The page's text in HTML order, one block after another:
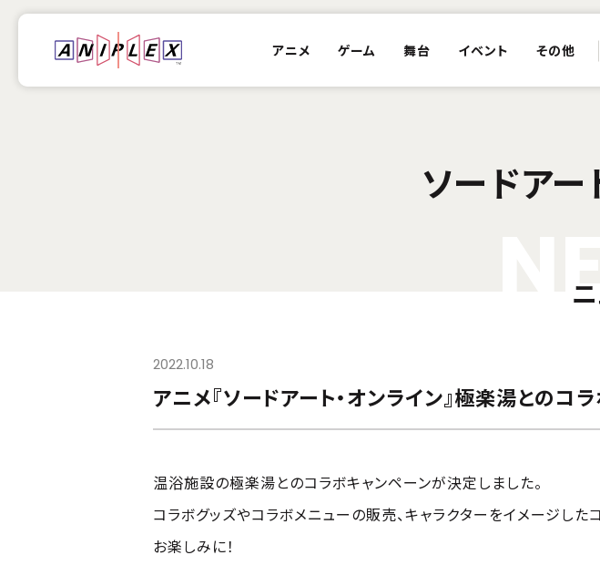
アニメ ゲーム 舞台 イベント その他
ソードアー
2022.10.18
アニメ『ソードアート・オンライン』極楽湯とのコ
温浴施設の極楽湯とのコラボキャンペーンが決定しました。
コラボグッズやコラボメニューの販売、キャラクターをイメージし
お楽しみに！